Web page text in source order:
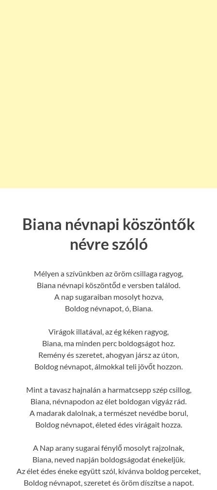
Biana névnapi köszöntők
névre szóló
Mélyen a szívünkben az öröm csillaga ragyog,
Biana névnapi köszöntőd e versben találod.
A nap sugaraiban mosolyt hozva,
Boldog névnapot, ó, Biana.
Virágok illatával, az ég kéken ragyog,
Biana, ma minden perc boldogságot hoz.
Remény és szeretet, ahogyan jársz az úton,
Boldog névnapot, álmokkal teli jövőt hozzon.
Mint a tavasz hajnalán a harmatcsepp szép csillog,
Biana, névnapodon az élet boldogan vigyáz rád.
A madarak dalolnak, a természet nevédbe borul,
Boldog névnapot, életed édes virágait hozza.
A Nap arany sugarai fénylő mosolyt rajzolnak,
Biana, neved napján boldogságodat énekeljük.
Az élet édes éneke együtt szól, kívánva boldog perceket,
Boldog névnapot, szeretet és öröm díszítse a napot.